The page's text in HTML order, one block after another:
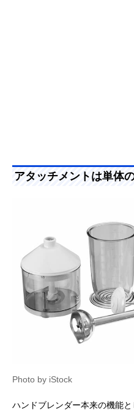
アタッチメントは単体
Photo by iStock
ハンドブレンダー本来の機能